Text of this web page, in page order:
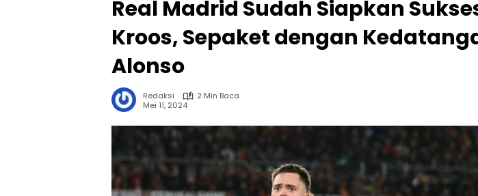
Real Madrid Sudah Siapkan
Kroos, Sepaket dengan
Alonso
Redaksi
2 Min Baca
Mei 11, 2024